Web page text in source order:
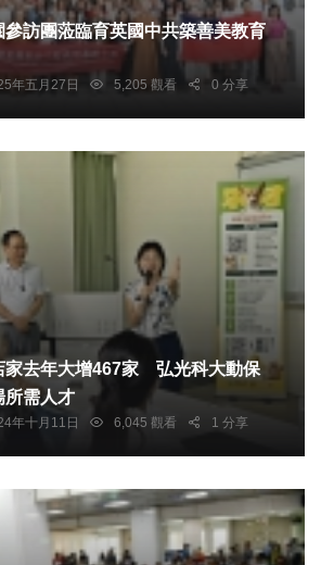
訪團蒞臨育英國中共築善美教育
年五月27日 5,205 觀看 0 分享
家去年大增467家 弘光科大動保
所需人才
年十月11日 6,045 觀看 1 分享